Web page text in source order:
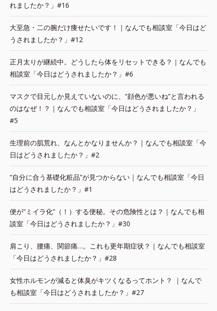
れましたか？」#16
大至急・二の腕だけ痩せたいです！｜なんでも相談室「今日はど
うされましたか？」#12
正月太りが継続中。どうしたら体をリセットできる？｜なんでも
相談室「今日はどうされましたか？」#6
マスクで目元しか見えていないのに、“顔色が悪いね”と言われる
のはなぜ！？｜なんでも相談室「今日はどうされましたか？」
#5
生理前の肌荒れ、なんとかなりませんか？｜なんでも相談室「今
日はどうされましたか？」#2
“自分に合う基礎化粧品”が見つからない｜なんでも相談室「今日
はどうされましたか？」#1
便が“ミイラ化”（！）する便秘。その危険性とは？｜なんでも相
談室「今日はどうされましたか？」#30
肩こり、腰痛、関節痛…。これも更年期症状？｜なんでも相談室
「今日はどうされましたか？」#28
女性ホルモンが減ると体臭がキツくなるってホント？ ｜なんで
も相談室「今日はどうされましたか？」#27